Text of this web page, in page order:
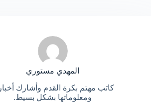
المهدي مستوري
كاتب مهتم بكرة القدم وأشارك
ومعلوماتها بشكل بسيط.